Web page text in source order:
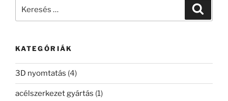
KATEGÓRIÁK
3D nyomtatás (4)
acélszerkezet gyártás (1)